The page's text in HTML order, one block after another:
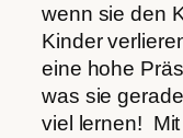
wenn sie den
Kinder
eine hohe
was sie
viel lernen!